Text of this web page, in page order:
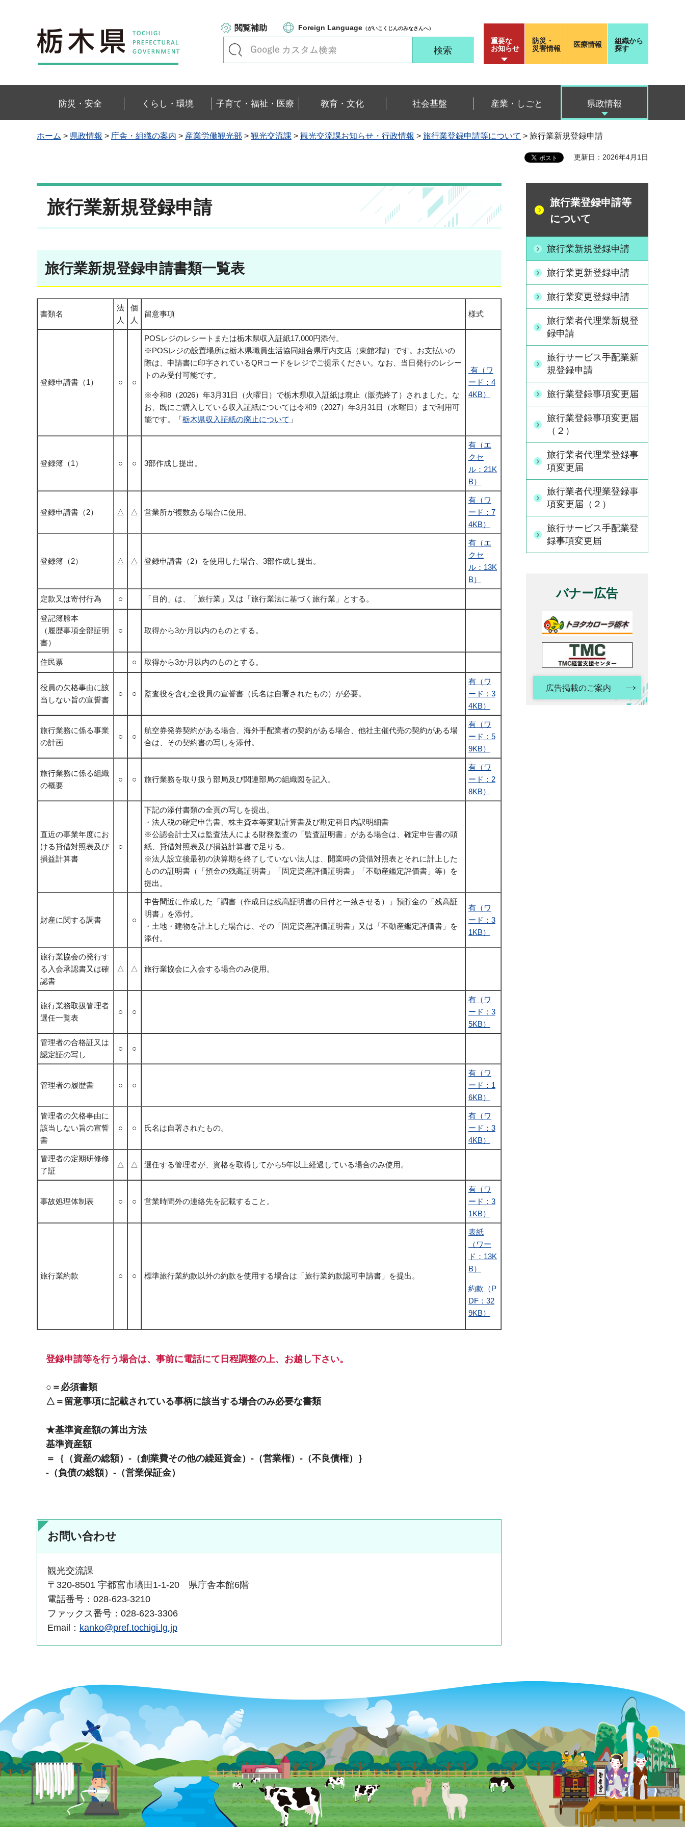
栃木県
閲覧補助 Foreign Language （がいこくじんのみなさんへ）
重要な
お知らせ
防災・
災害情報
医療情報
組織から
探す
防災・安全 くらし・環境 子育て・福祉・医療 教育・文化 社会基盤 産業・しごと 県政情報
ホーム > 県政情報 > 庁舎・組織の案内 > 産業労働観光部 > 観光交流課 > 観光交流課お知らせ・行政情報 > 旅行業登録申請等について > 旅行業新規登録申請
更新日：2026年4月1日
旅行業新規登録申請
旅行業新規登録申請書類一覧表
書類名
法
人
個
人
留意事項 様式
登録申請書（1） ○ ○
POSレジのレシートまたは栃木県収入証紙17,000円添付。
※POSレジの設置場所は栃木県職員生活協同組合県庁内支店（東館2階）です。お支払いの
際は、申請書に印字されているQRコードをレジでご提示ください。 なお、当日発行のレシー
トのみ受付可能です。
※令和8（2026）年3月31日（火曜日）で栃木県収入証紙は廃止（販売終了）されました。な
お、既にご購入している収入証紙については令和9（2027）年3月31日（水曜日）まで利用可
能です。「栃木県収入証紙の廃止について 」
有（ワ
ード：4
4KB）
登録簿（1） ○ ○ 3部作成し提出。
有（エ
クセ
ル：21K
B）
登録申請書（2） △ △ 営業所が複数ある場合に使用。
有（ワ
ード：7
4KB）
登録簿（2） △ △ 登録申請書（2）を使用した場合、3部作成し提出。
有（エ
クセ
ル：13K
B）
定款又は寄付行為 ○ 「目的」は、「旅行業」又は「旅行業法に基づく旅行業」とする。
登記簿謄本
（履歴事項全部証明
書）
○ 取得から3か月以内のものとする。
住民票 ○ 取得から3か月以内のものとする。
役員の欠格事由に該
当しない旨の宣誓書
○ ○ 監査役を含む全役員の宣誓書（氏名は自署されたもの）が必要。
有（ワ
ード：3
4KB）
旅行業務に係る事業
の計画
○ ○
航空券発券契約がある場合、海外手配業者の契約がある場合、他社主催代売の契約がある場
合は、その契約書の写しを添付。
有（ワ
ード：5
9KB）
旅行業務に係る組織
の概要
○ ○ 旅行業務を取り扱う部局及び関連部局の組織図を記入。
有（ワ
ード：2
8KB）
直近の事業年度にお
ける貸借対照表及び
損益計算書
○
下記の添付書類の全頁の写しを提出。
・法人税の確定申告書、株主資本等変動計算書及び勘定科目内訳明細書
※公認会計士又は監査法人による財務監査の「監査証明書」がある場合は、確定申告書の頭
紙、貸借対照表及び損益計算書で足りる。
※法人設立後最初の決算期を終了していない法人は、開業時の貸借対照表とそれに計上した
ものの証明書（「預金の残高証明書」「固定資産評価証明書」「不動産鑑定評価書」等）を
提出。
財産に関する調書 ○
申告間近に作成した「調書（作成日は残高証明書の日付と一致させる）」預貯金の「残高証
明書」を添付。
・土地・建物を計上した場合は、その「固定資産評価証明書」又は「不動産鑑定評価書」を
添付。
有（ワ
ード：3
1KB）
旅行業協会の発行す
る入会承認書又は確
認書
△ △ 旅行業協会に入会する場合のみ使用。
旅行業務取扱管理者
選任一覧表
○ ○
有（ワ
ード：3
5KB）
管理者の合格証又は
認定証の写し
○ ○
管理者の履歴書 ○ ○
有（ワ
ード：1
6KB）
管理者の欠格事由に
該当しない旨の宣誓
書
○ ○ 氏名は自署されたもの。
有（ワ
ード：3
4KB）
管理者の定期研修修
了証
△ △ 選任する管理者が、資格を取得してから5年以上経過している場合のみ使用。
事故処理体制表 ○ ○ 営業時間外の連絡先を記載すること。
有（ワ
ード：3
1KB）
旅行業約款 ○ ○ 標準旅行業約款以外の約款を使用する場合は「旅行業約款認可申請書」を提出。
表紙
（ワー
ド：13K
B）
約款（P
DF：32
9KB）
登録申請等を行う場合は、事前に電話にて日程調整の上、お越し下さい。
○＝必須書類
△＝留意事項に記載されている事柄に該当する場合のみ必要な書類
★基準資産額の算出方法
基準資産額
＝｛（資産の総額）-（創業費その他の繰延資金）-（営業権）-（不良債権）｝
-（負債の総額）-（営業保証金）
お問い合わせ
観光交流課
〒320-8501 宇都宮市塙田1-1-20 県庁舎本館6階
電話番号：028-623-3210
ファックス番号：028-623-3306
Email： kanko@pref.tochigi.lg.jp
旅行業登録申請等
について
旅行業新規登録申請
旅行業更新登録申請
旅行業変更登録申請
旅行業者代理業新規登
録申請
旅行サービス手配業新
規登録申請
旅行業登録事項変更届
旅行業登録事項変更届
（２）
旅行業者代理業登録事
項変更届
旅行業者代理業登録事
項変更届（２）
旅行サービス手配業登
録事項変更届
バナー広告
広告掲載のご案内